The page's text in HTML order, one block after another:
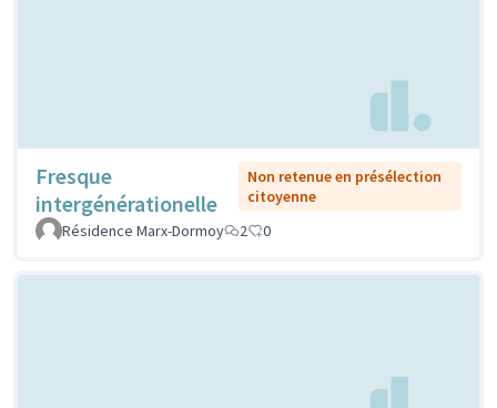
Fresque
intergénérationelle
Non retenue en présélection
citoyenne
Résidence Marx-Dormoy
2 0